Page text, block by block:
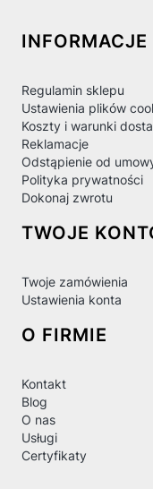
Linki w stopce
INFORMACJE
Regulamin sklepu
Ustawienia plików
Koszty i warunki
Reklamacje
Odstąpienie od
Polityka prywatności
Dokonaj zwrotu
TWOJE
Twoje zamówienia
Ustawienia konta
O FIRMIE
Kontakt
Blog
O nas
Usługi
Certyfikaty